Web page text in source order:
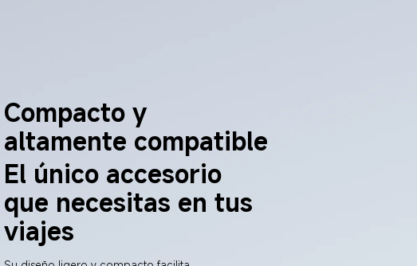
Compacto y
altamente compatible
El único accesorio
que necesitas en tus
viajes